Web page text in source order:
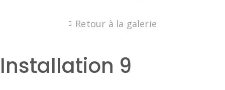
Retour à la galerie
Installation 9